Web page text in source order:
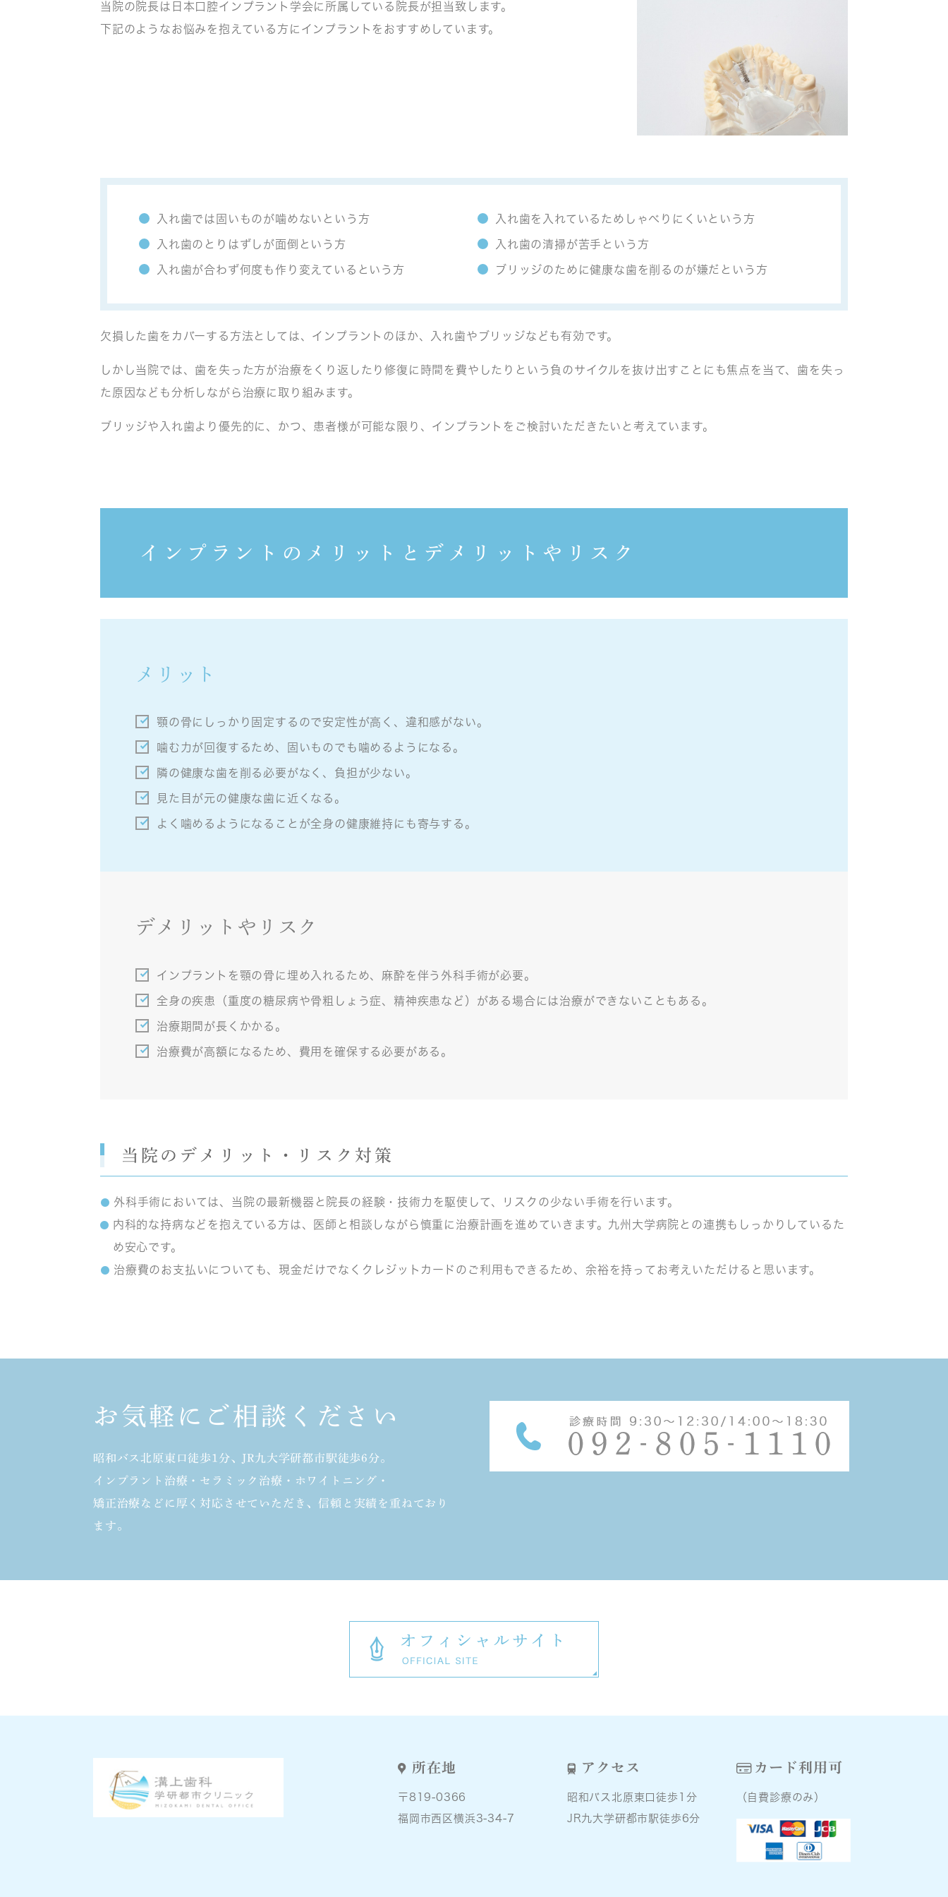
当院の院長は日本口腔インプラント学会に所属している院長が担当致します。
下記のようなお悩みを抱えている方にインプラントをおすすめしています。
入れ歯では固いものが噛めないという方 入れ歯を入れているためしゃべりにくいという方
入れ歯のとりはずしが面倒という方 入れ歯の清掃が苦手という方
入れ歯が合わず何度も作り変えているという方 ブリッジのために健康な歯を削るのが嫌だという方
欠損した歯をカバーする方法としては、インプラントのほか、入れ歯やブリッジなども有効です。
しかし当院では、歯を失った方が治療をくり返したり修復に時間を費やしたりという負のサイクルを抜け出すことにも焦点を当て、歯を失っ
た原因なども分析しながら治療に取り組みます。
ブリッジや入れ歯より優先的に、かつ、患者様が可能な限り、インプラントをご検討いただきたいと考えています。
インプラントのメリットとデメリットやリスク
メリット
顎の骨にしっかり固定するので安定性が高く、違和感がない。
噛む力が回復するため、固いものでも噛めるようになる。
隣の健康な歯を削る必要がなく、負担が少ない。
見た目が元の健康な歯に近くなる。
よく噛めるようになることが全身の健康維持にも寄与する。
デメリットやリスク
インプラントを顎の骨に埋め入れるため、麻酔を伴う外科手術が必要。
全身の疾患（重度の糖尿病や骨粗しょう症、精神疾患など）がある場合には治療ができないこともある。
治療期間が長くかかる。
治療費が高額になるため、費用を確保する必要がある。
当院のデメリット・リスク対策
外科手術においては、当院の最新機器と院長の経験・技術力を駆使して、リスクの少ない手術を行います。
内科的な持病などを抱えている方は、医師と相談しながら慎重に治療計画を進めていきます。九州大学病院との連携もしっかりしているた
め安心です。
治療費のお支払いについても、現金だけでなくクレジットカードのご利用もできるため、余裕を持ってお考えいただけると思います。
お気軽にご相談ください
昭和バス北原東口徒歩1分、JR九大学研都市駅徒歩6分。
インプラント治療・セラミック治療・ホワイトニング・
矯正治療などに厚く対応させていただき、信頼と実績を重ねており
ます。
所在地
〒819-0366
福岡市西区横浜3-34-7
アクセス
昭和バス北原東口徒歩1分
JR九大学研都市駅徒歩6分
カード利用可
（自費診療のみ）